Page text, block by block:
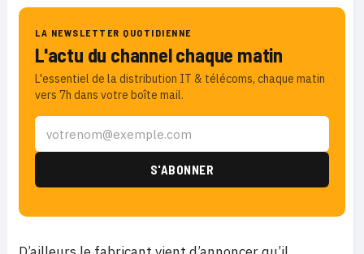
LA NEWSLETTER QUOTIDIENNE
L'actu du channel chaque matin
L'essentiel de la distribution IT & télécoms, chaque matin
vers 7h dans votre boîte mail.